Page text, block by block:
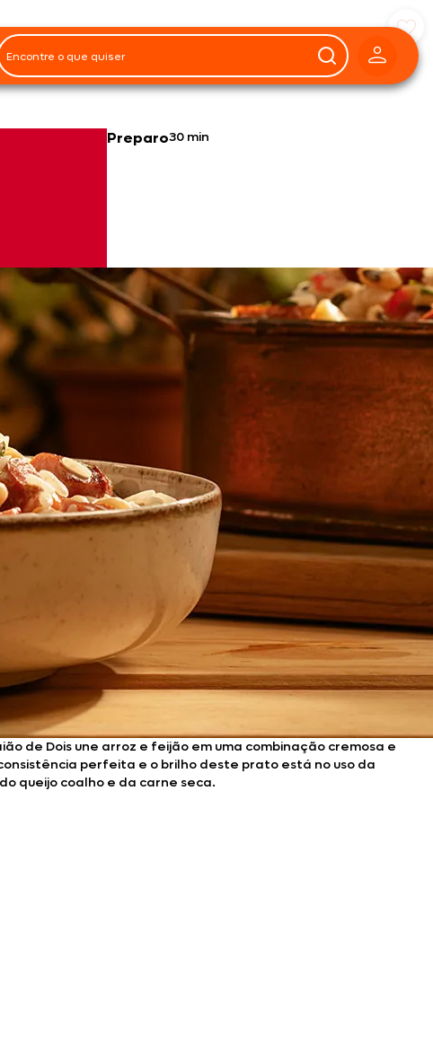
Preparo30 min
de Dois une arroz e feijão em uma combinação cremosa e
perfeita e o brilho deste prato está no uso da
queijo coalho e da carne seca.